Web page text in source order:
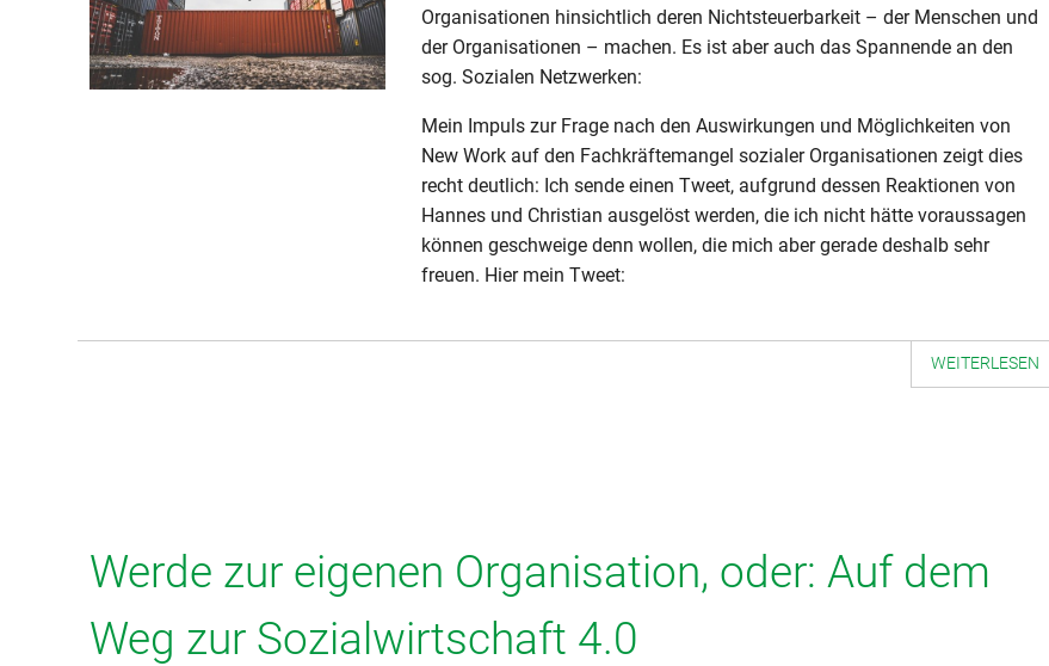
Organisationen hinsichtlich deren Nichtsteuerbarkeit – der Menschen und
der Organisationen – machen. Es ist aber auch das Spannende an den
sog. Sozialen Netzwerken:
Mein Impuls zur Frage nach den Auswirkungen und Möglichkeiten von
New Work auf den Fachkräftemangel sozialer Organisationen zeigt dies
recht deutlich: Ich sende einen Tweet, aufgrund dessen Reaktionen von
Hannes und Christian ausgelöst werden, die ich nicht hätte voraussagen
können geschweige denn wollen, die mich aber gerade deshalb sehr
freuen. Hier mein Tweet:
WEITERLESEN
Werde zur eigenen Organisation, oder: Auf dem
Weg zur Sozialwirtschaft 4.0